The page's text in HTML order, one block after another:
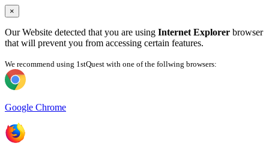
×
Our Website detected that you are using Internet Explorer browser
that will prevent you from accessing certain features.
We recommend using 1stQuest with one of the follwing browsers:
Google Chrome